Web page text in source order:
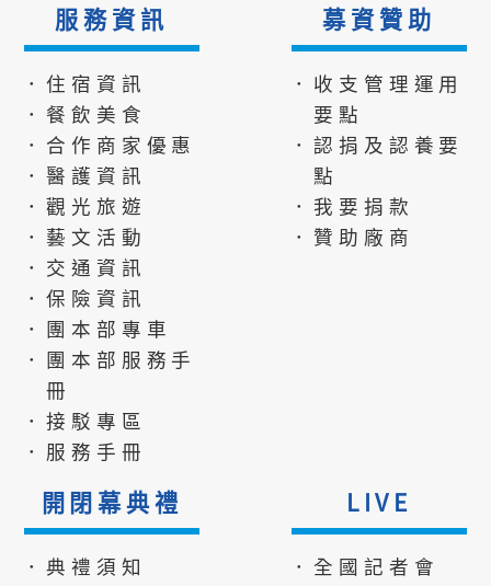
服務資訊
．住宿資訊
．餐飲美食
．合作商家優惠
．醫護資訊
．觀光旅遊
．藝文活動
．交通資訊
．保險資訊
．團本部專車
．團本部服務手
冊
．接駁專區
．服務手冊
募資贊助
．收支管理運用
要點
．認捐及認養要
點
．我要捐款
．贊助廠商
開閉幕典禮
．典禮須知
LIVE
．全國記者會